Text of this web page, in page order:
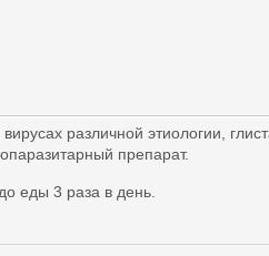
различной этиологии,
препарат.
еды 3 раза в день.